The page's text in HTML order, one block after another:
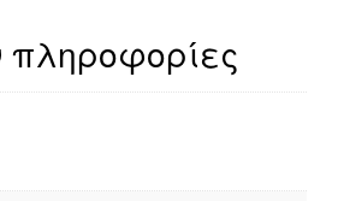
πληροφορίες